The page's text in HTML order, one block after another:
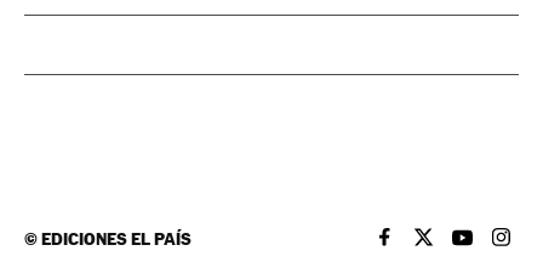
©EDICIONES EL PAÍS EL PAÍS BRASIL EN
EL PAÍSEL PAÍS
EL